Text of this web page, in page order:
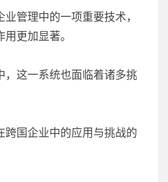
管理中的一项重要技术，
更加显著。
，这一系统也面临着诸多挑
跨国企业中的应用与挑战的